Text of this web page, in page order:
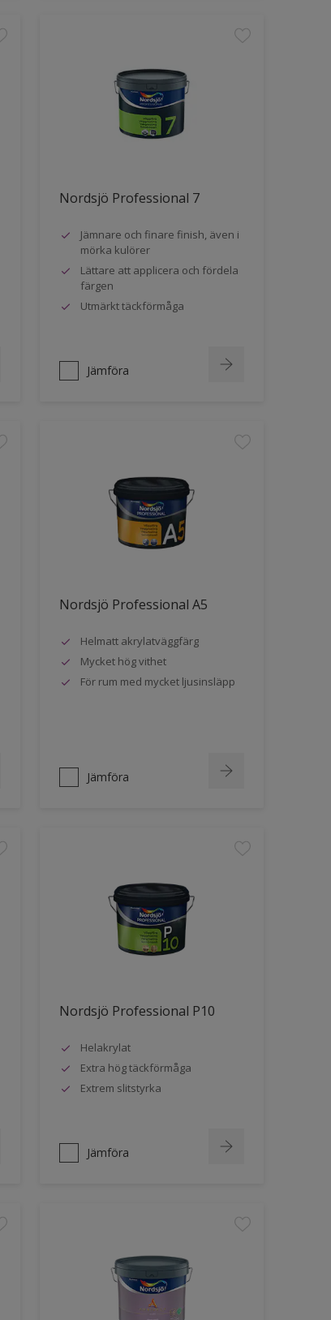
Nordsjö Professional 7
Jämnare och finare finish, även i
mörka kulörer
Lättare att applicera och fördela
färgen
Utmärkt täckförmåga
Jämföra
Nordsjö Professional A5
Helmatt akrylatväggfärg
Mycket hög vithet
För rum med mycket ljusinsläpp
Jämföra
Nordsjö Professional P10
Helakrylat
Extra hög täckförmåga
Extrem slitstyrka
Jämföra